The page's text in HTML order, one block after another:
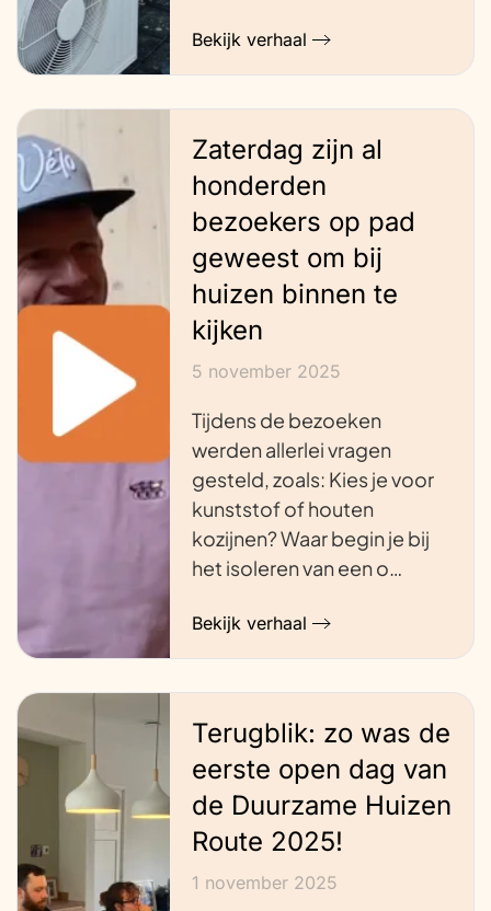
Bekijk verhaal
Zaterdag zijn al
honderden
bezoekers op pad
geweest om bij
huizen binnen te
kijken
5 november 2025
Tijdens de bezoeken
werden allerlei vragen
gesteld, zoals: Kies je voor
kunststof of houten
kozijnen? Waar begin je bij
het isoleren van een o…
Bekijk verhaal
Terugblik: zo was de
eerste open dag van
de Duurzame Huizen
Route 2025!
1 november 2025